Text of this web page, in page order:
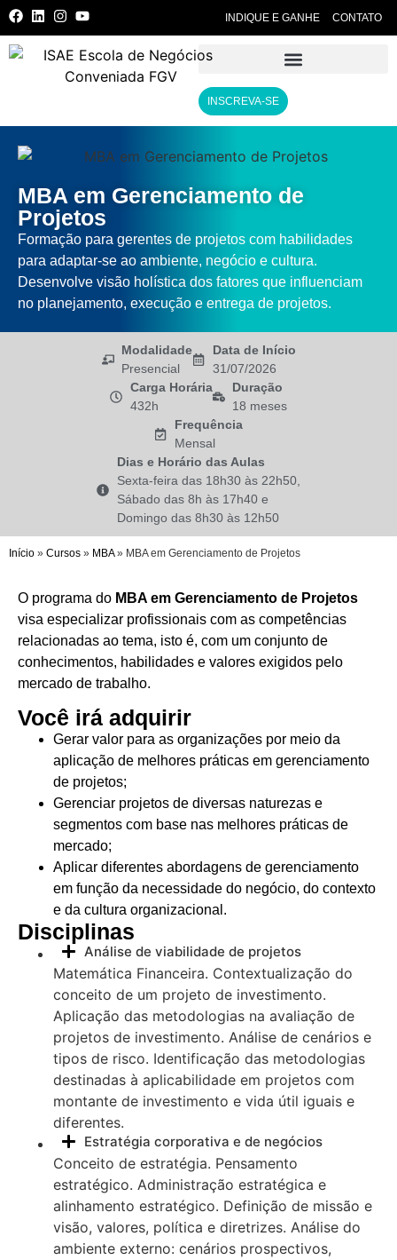
INDIQUE E GANHE CONTATO
INSCREVA-SE
MBA em Gerenciamento de
Projetos
Formação para gerentes de projetos com habilidades
para adaptar-se ao ambiente, negócio e cultura.
Desenvolve visão holística dos fatores que influenciam
no planejamento, execução e entrega de projetos.
Modalidade
Presencial
Data de Início
31/07/2026
Carga Horária
432h
Duração
18 meses
Frequência
Mensal
Dias e Horário das Aulas
Sexta-feira das 18h30 às 22h50,
Sábado das 8h às 17h40 e
Domingo das 8h30 às 12h50
Início » Cursos » MBA» MBA em Gerenciamento de Projetos
O programa do MBA em Gerenciamento de Projetos
visa especializar profissionais com as competências
relacionadas ao tema, isto é, com um conjunto de
conhecimentos, habilidades e valores exigidos pelo
mercado de trabalho.
Você irá adquirir
Gerar valor para as organizações por meio da
aplicação de melhores práticas em gerenciamento
de projetos;
Gerenciar projetos de diversas naturezas e
segmentos com base nas melhores práticas de
mercado;
Aplicar diferentes abordagens de gerenciamento
em função da necessidade do negócio, do contexto
e da cultura organizacional.
Disciplinas
Análise de viabilidade de projetos
Matemática Financeira. Contextualização do
conceito de um projeto de investimento.
Aplicação das metodologias na avaliação de
projetos de investimento. Análise de cenários e
tipos de risco. Identificação das metodologias
destinadas à aplicabilidade em projetos com
montante de investimento e vida útil iguais e
diferentes.
Estratégia corporativa e de negócios
Conceito de estratégia. Pensamento
estratégico. Administração estratégica e
alinhamento estratégico. Definição de missão e
visão, valores, política e diretrizes. Análise do
ambiente externo: cenários prospectivos,